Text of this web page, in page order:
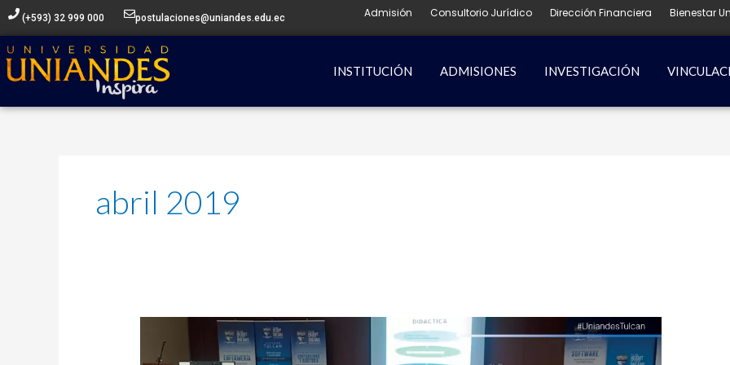
contenido
(+593) 32 999 000 postulaciones@uniandes.edu.ec Admisión Consultorio Jurídico Dirección Financiera Bienestar
INSTITUCIÓN ADMISIONES INVESTIGACIÓN
abril 2019
UNIANDES